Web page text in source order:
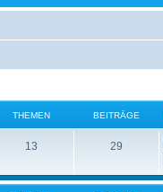
THEMEN BEITRÄGE
13 29